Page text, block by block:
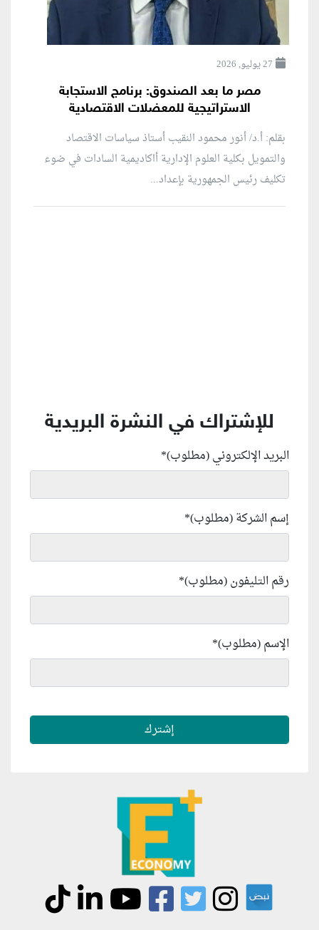
27 يوليو, 2026
مصر ما بعد الصندوق: برنامج الاستجابة
الاستراتيجية للمعضلات الاقتصادية
بقلم: أ.د/ أنور محمود النقيب أستاذ سياسات الاقتصاد
والتمويل بكلية العلوم الإدارية أاكاديمية السادات في ضوء
تكليف رئيس الجمهورية بإعداد...
للإشتراك في النشرة البريدية
البريد الإلكتروني (مطلوب)*
إسم الشركة (مطلوب)*
رقم التليفون (مطلوب)*
الإسم (مطلوب)*